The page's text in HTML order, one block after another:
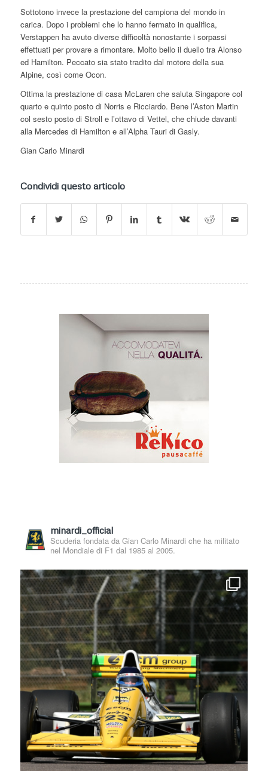
Sottotono invece la prestazione del campiona del mondo in
carica. Dopo i problemi che lo hanno fermato in qualifica,
Verstappen ha avuto diverse difficoltà nonostante i sorpassi
effettuati per provare a rimontare. Molto bello il duello tra Alonso
ed Hamilton. Peccato sia stato tradito dal motore della sua
Alpine, così come Ocon.
Ottima la prestazione di casa McLaren che saluta Singapore col
quarto e quinto posto di Norris e Ricciardo. Bene l’Aston Martin
col sesto posto di Stroll e l’ottavo di Vettel, che chiude davanti
alla Mercedes di Hamilton e all’Alpha Tauri di Gasly.
Gian Carlo Minardi
Condividi questo articolo
minardi_official
Scuderia fondata da Gian Carlo Minardi che ha militato
nel Mondiale di F1 dal 1985 al 2005.